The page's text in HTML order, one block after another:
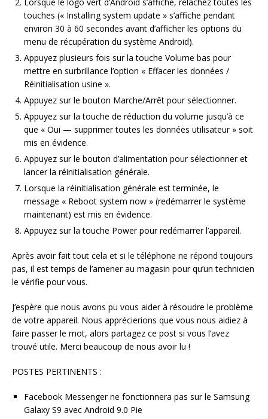
touches (« Installing system update » s’affiche pendant
environ 30 à 60 secondes avant d’afficher les options du
menu de récupération du système Android).
Appuyez plusieurs fois sur la touche Volume bas pour
mettre en surbrillance l’option « Effacer les données /
Réinitialisation usine ».
Appuyez sur le bouton Marche/Arrêt pour sélectionner.
Appuyez sur la touche de réduction du volume jusqu’à ce
que « Oui — supprimer toutes les données utilisateur » soit
mis en évidence.
Appuyez sur le bouton d’alimentation pour sélectionner et
lancer la réinitialisation générale.
Lorsque la réinitialisation générale est terminée, le
message « Reboot system now » (redémarrer le système
maintenant) est mis en évidence.
Appuyez sur la touche Power pour redémarrer l’appareil.
Après avoir fait tout cela et si le téléphone ne répond toujours
pas, il est temps de l’amener au magasin pour qu’un technicien
le vérifie pour vous.
J’espère que nous avons pu vous aider à résoudre le problème
de votre appareil. Nous apprécierions que vous nous aidiez à
faire passer le mot, alors partagez ce post si vous l’avez
trouvé utile. Merci beaucoup de nous avoir lu !
POSTES PERTINENTS :
Facebook Messenger ne fonctionnera pas sur le Samsung
Galaxy S9 avec Android 9.0 Pie